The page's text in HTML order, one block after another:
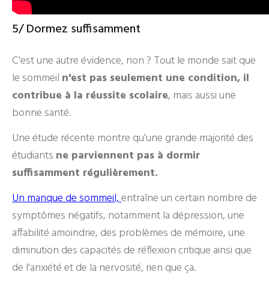
5/ Dormez suffisamment
C'est une autre évidence, non ? Tout le monde sait que
le sommeil n'est pas seulement une condition, il
contribue à la réussite scolaire, mais aussi une
bonne santé.
Une étude récente montre qu'une grande majorité des
étudiants ne parviennent pas à dormir
suffisamment régulièrement.
Un manque de sommeil,entraîne un certain nombre de
symptômes négatifs, notamment la dépression, une
affabilité amoindrie, des problèmes de mémoire, une
diminution des capacités de réflexion critique ainsi que
de l'anxiété et de la nervosité, rien que ça.